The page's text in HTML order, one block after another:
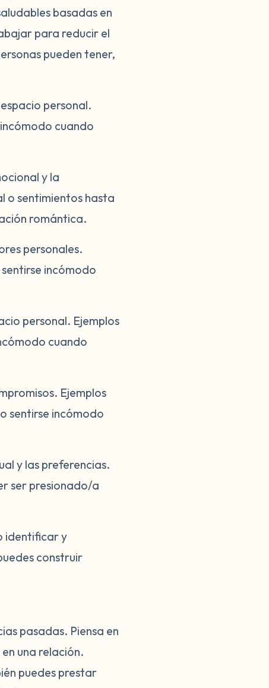
basadas en
para reducir el
pueden tener,
personal.
cuando
y la
o sentimientos hasta
romántica.
personales.
incómodo
personal. Ejemplos
cuando
Ejemplos
sentirse incómodo
y las preferencias.
ser presionado/a
identificar y
construir
pasadas. Piensa en
una relación.
puedes prestar